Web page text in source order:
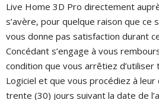
Live Home 3D Pro directement
s’avère, pour quelque raison que ce
vous donne pas satisfaction durant
Concédant s’engage à vous
condition que vous arrêtiez
Logiciel et que vous procédiez à
trente (30) jours suivant la date de